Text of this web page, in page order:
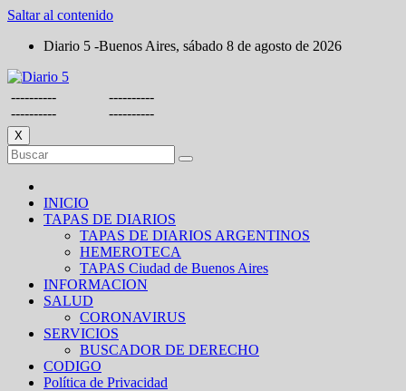
Saltar al contenido
Diario 5 -Buenos Aires, sábado 8 de agosto de 2026
----------
----------
----------
----------
X
INICIO
TAPAS DE DIARIOS
TAPAS DE DIARIOS ARGENTINOS
HEMEROTECA
TAPAS Ciudad de Buenos Aires
INFORMACION
SALUD
CORONAVIRUS
SERVICIOS
BUSCADOR DE DERECHO
CODIGO
Política de Privacidad